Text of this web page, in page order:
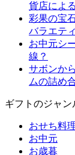
貨店によ
彩果の宝
バラエテ
お中元シ
線？
サボンか
ムの詰め
ギフトのジャン
おせち料
お中元
お歳暮